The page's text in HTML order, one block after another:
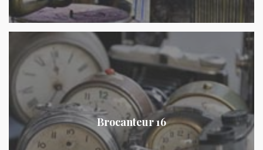
Brocanteur 16